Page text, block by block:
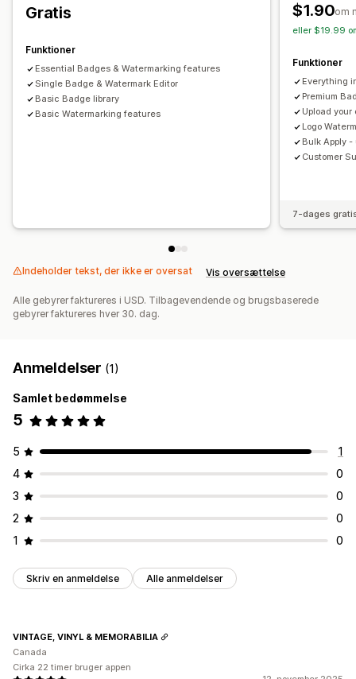
Gratis
Funktioner
Essential Badges & Watermarking features
Single Badge & Watermark Editor
Basic Badge library
Basic Watermarking features
$1.90om
eller $19.99
Funktioner
Everything
Premium
Upload
Logo
Bulk Apply
Customer
7-dages
Indeholder tekst, der ikke er oversat Vis oversættelse
Alle gebyrer faktureres i USD. Tilbagevendende og brugsbaserede
gebyrer faktureres hver 30. dag.
Anmeldelser (1)
Samlet bedømmelse
5
5
1
4
0
3
0
2
0
1
0
Skriv en anmeldelse Alle anmeldelser
VINTAGE, VINYL & MEMORABILIA
Canada
Cirka 22 timer bruger appen